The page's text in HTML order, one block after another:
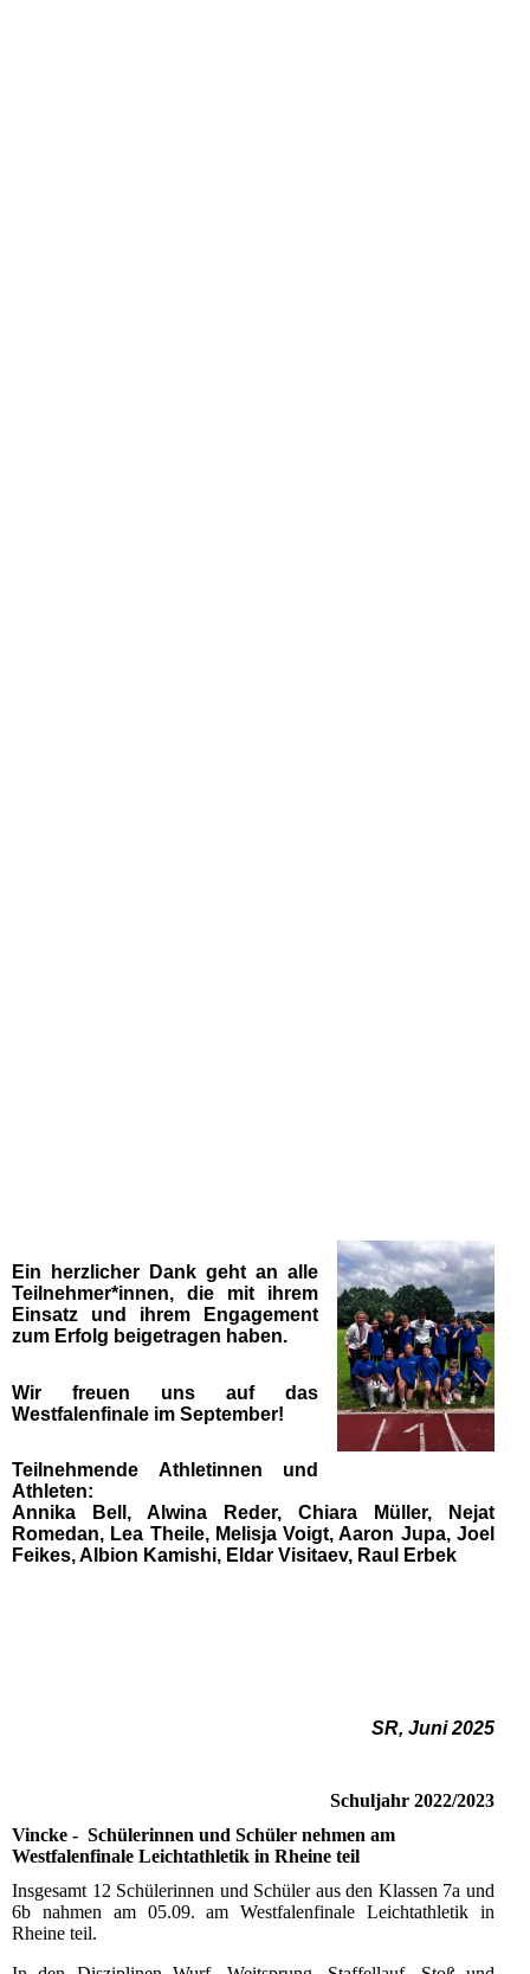
Ein herzlicher Dank geht an alle
Teilnehmer*innen, die mit ihrem
Einsatz und ihrem Engagement
zum Erfolg beigetragen haben.
Wir freuen uns auf das
Westfalenfinale im September!
Teilnehmende Athletinnen und
Athleten:
Annika Bell, Alwina Reder, Chiara Müller, Nejat
Romedan, Lea Theile, Melisja Voigt, Aaron Jupa, Joel
Feikes, Albion Kamishi, Eldar Visitaev, Raul Erbek
SR, Juni 2025
Schuljahr 2022/2023
Vincke - Schülerinnen und Schüler nehmen am
Westfalenfinale Leichtathletik in Rheine teil
Insgesamt 12 Schülerinnen und Schüler aus den Klassen 7a und
6b nahmen am 05.09. am Westfalenfinale Leichtathletik in
Rheine teil.